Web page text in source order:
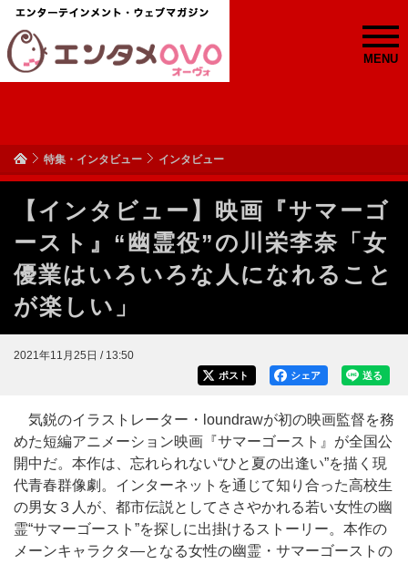
MENU
特集・インタビュー インタビュー
【インタビュー】映画『サマーゴ
ースト』“幽霊役”の川栄李奈「女
優業はいろいろな人になれること
が楽しい」
2021年11月25日 / 13:50
送る
シェア
ポスト
気鋭のイラストレーター・loundrawが初の映画監督を務
めた短編アニメーション映画『サマーゴースト』が全国公
開中だ。本作は、忘れられない“ひと夏の出逢い”を描く現
代青春群像劇。インターネットを通じて知り合った高校生
の男女３人が、都市伝説としてささやかれる若い女性の幽
霊“サマーゴースト”を探しに出掛けるストーリー。本作の
メーンキャラクタ―となる女性の幽霊・サマーゴーストの